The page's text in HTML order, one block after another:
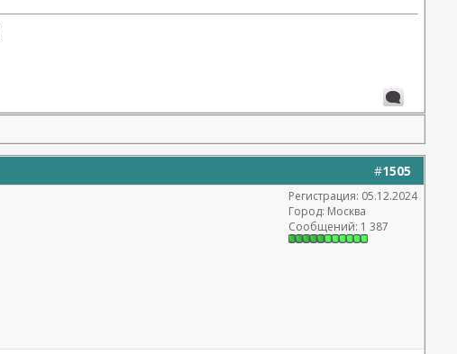
#1505
Регистрация: 05.12.2024
Город: Москва
Сообщений: 1 387